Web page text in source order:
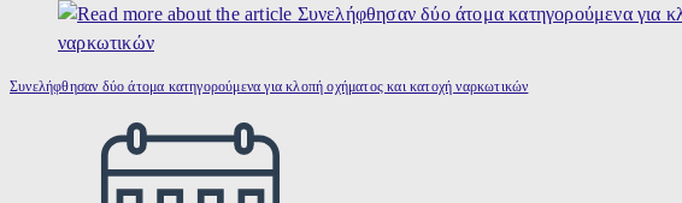
Συνελήφθησαν δύο άτομα κατηγορούμενα για κλοπή οχήματος και κατοχή ναρκωτικών